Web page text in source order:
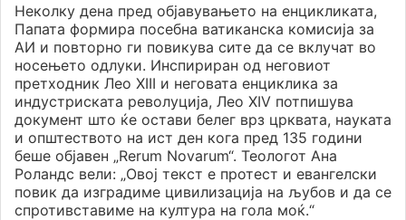
Неколку дена пред објавувањето на енцикликата,
Папата формира посебна ватиканска комисија за
АИ и повторно ги повикува сите да се вклучат во
носењето одлуки. Инспириран од неговиот
претходник Лео XIII и неговата енциклика за
индустриската револуција, Лео XIV потпишува
документ што ќе остави белег врз црквата, науката
и општеството на ист ден кога пред 135 години
беше објавен „Rerum Novarum“. Теологот Ана
Роландс вели: „Овој текст е протест и евангелски
повик да изградиме цивилизација на љубов и да се
спротивставиме на култура на гола моќ.“